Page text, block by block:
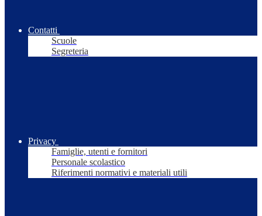
Contatti
Scuole
Segreteria
Privacy
Famiglie, utenti e fornitori
Personale scolastico
Riferimenti normativi e materiali utili